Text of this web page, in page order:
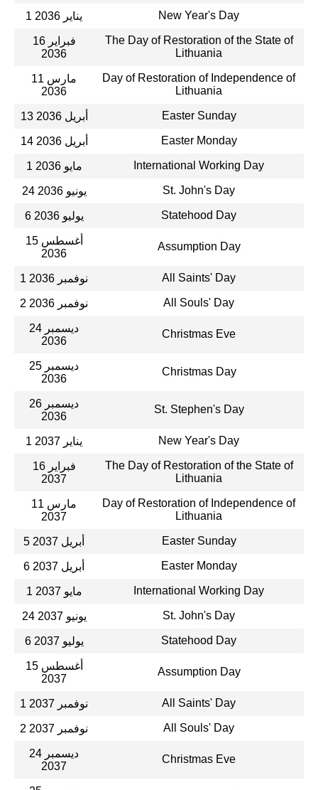
1 يناير 2036 New Year's Day
16 فبراير
2036
The Day of Restoration of the State of
Lithuania
11 مارس
2036
Day of Restoration of Independence of
Lithuania
13 أبريل 2036 Easter Sunday
14 أبريل 2036 Easter Monday
1 مايو 2036 International Working Day
24 يونيو 2036 St. John's Day
6 يوليو 2036 Statehood Day
15 أغسطس
2036
Assumption Day
1 نوفمبر 2036 All Saints' Day
2 نوفمبر 2036 All Souls' Day
24 ديسمبر
2036
Christmas Eve
25 ديسمبر
2036
Christmas Day
26 ديسمبر
2036
St. Stephen's Day
1 يناير 2037 New Year's Day
16 فبراير
2037
The Day of Restoration of the State of
Lithuania
11 مارس
2037
Day of Restoration of Independence of
Lithuania
5 أبريل 2037 Easter Sunday
6 أبريل 2037 Easter Monday
1 مايو 2037 International Working Day
24 يونيو 2037 St. John's Day
6 يوليو 2037 Statehood Day
15 أغسطس
2037
Assumption Day
1 نوفمبر 2037 All Saints' Day
2 نوفمبر 2037 All Souls' Day
24 ديسمبر
2037
Christmas Eve